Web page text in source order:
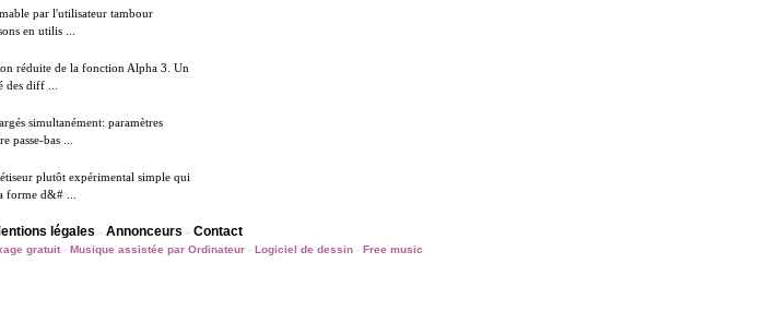
par l'utilisateur tambour
en utilis ...
réduite de la fonction Alpha 3. Un
des diff ...
simultanément: paramètres
passe-bas ...
plutôt expérimental simple qui
forme d&# ...
légales - Annonceurs - Contact
gratuit- Musique assistée par Ordinateur- Logiciel de dessin- Free music